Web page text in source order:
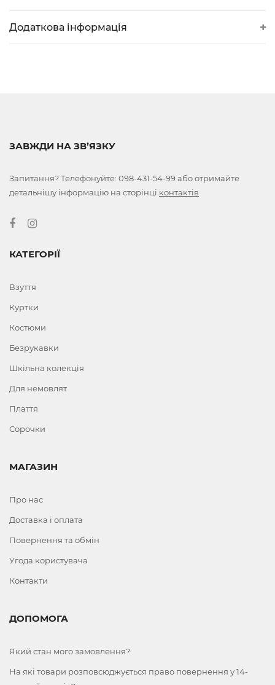
Додаткова інформація
ЗАВЖДИ НА ЗВ’ЯЗКУ
Запитання? Телефонуйте: 098-431-54-99або отримайте
детальнішу інформацію на сторінці контактів
КАТЕГОРІЇ
Взуття
Куртки
Костюми
Безрукавки
Шкільна колекція
Для немовлят
Плаття
Сорочки
МАГАЗИН
Про нас
Доставка і оплата
Повернення та обмін
Угода користувача
Контакти
ДОПОМОГА
Який стан мого замовлення?
На які товари розповсюджується право повернення у 14-